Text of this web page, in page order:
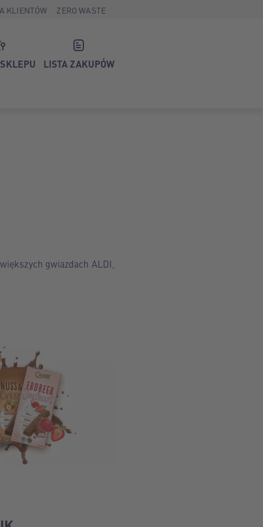
KLIENTÓW ZERO WASTE
LISTA ZAKUPÓW
gwiazdach ALDI,